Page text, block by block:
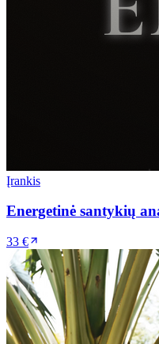
Įrankis
Energetinė santykių
33 €